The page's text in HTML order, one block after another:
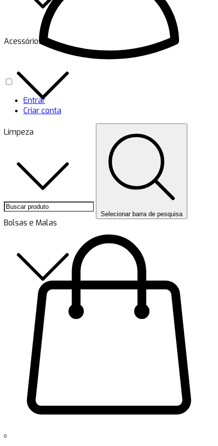
Acessórios
Limpeza
Bolsas e Malas
Entrar
Criar conta
Selecionar barra de pesquisa
0